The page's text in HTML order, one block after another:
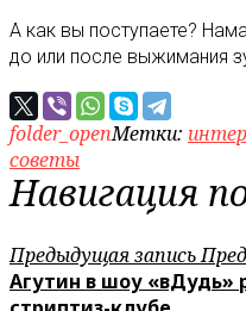
А как вы поступаете?
до или после выжимания
folder_openМетки:
советы
Навигация
Предыдущая запись
Агутин в шоу «вДудь»